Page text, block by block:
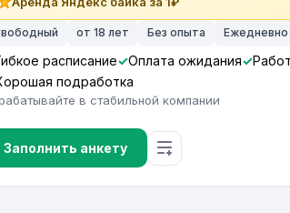
от 18 лет Без опыта Ежедневно
расписание Оплата ожидания
подработка
в стабильной компании
Заполнить анкету